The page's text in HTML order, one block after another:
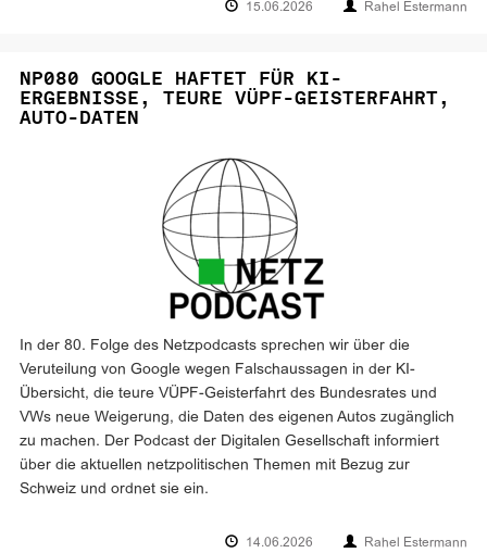
15.06.2026 Rahel Estermann
NP080 GOOGLE HAFTET FÜR KI-
ERGEBNISSE, TEURE VÜPF-GEISTERFAHRT,
AUTO-DATEN
In der 80. Folge des Netzpodcasts sprechen wir über die
Veruteilung von Google wegen Falschaussagen in der KI-
Übersicht, die teure VÜPF-Geisterfahrt des Bundesrates und
VWs neue Weigerung, die Daten des eigenen Autos zugänglich
zu machen. Der Podcast der Digitalen Gesellschaft informiert
über die aktuellen netzpolitischen Themen mit Bezug zur
Schweiz und ordnet sie ein.
14.06.2026 Rahel Estermann